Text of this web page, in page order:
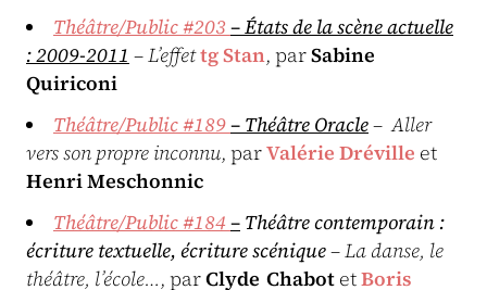
Théâtre/Public #203 –États de la scène actuelle
: 2009-2011 –L’effettg Stan, parSabine
Quiriconi
Théâtre/Public #189– Théâtre Oracle–Aller
vers son propre inconnu, parValérie Dréville et
Henri Meschonnic
Théâtre/Public #184 – Théâtre contemporain :
écriture textuelle, écriture scénique–La danse, le
théâtre, l’école…, parClyde Chabot etBoris